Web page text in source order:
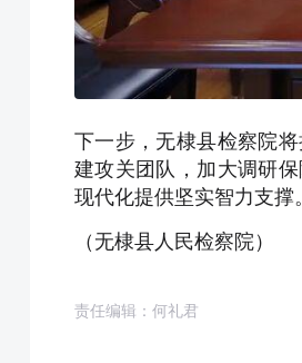
下一步，无棣县检察院
建攻关团队，加大调研
现代化提供坚实智力支撑。
（无棣县人民检察院）
责任编辑：何礼君